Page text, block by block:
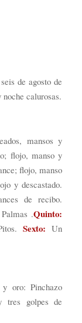
de agosto de
calurosas.
mansos y
flojo, manso y
flojo, manso
y descastado.
de recibo.
.Quinto:
Sexto: Un
oro: Pinchazo
tres golpes de